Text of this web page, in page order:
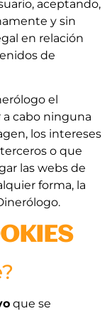
aceptando,
y sin
en relación
de
el
cabo ninguna
los intereses
o que
las webs de
forma, la
que se